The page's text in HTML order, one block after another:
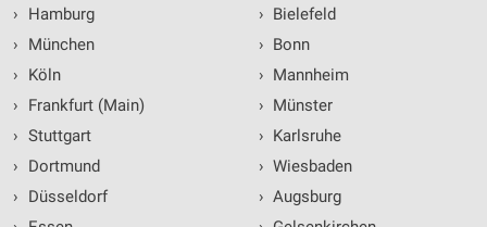
›
Hamburg
›
München
›
Köln
›
Frankfurt (Main)
› Stuttgart
›
Dortmund
›
Düsseldorf
› Bielefeld
› Bonn
› Mannheim
› Münster
› Karlsruhe
› Wiesbaden
› Augsburg